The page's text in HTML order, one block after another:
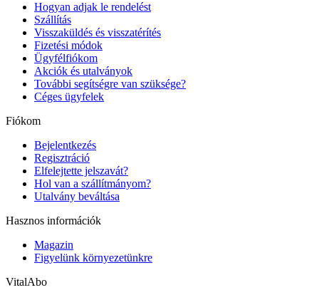
Hogyan adjak le rendelést
Szállítás
Visszaküldés és visszatérítés
Fizetési módok
Ügyfélfiókom
Akciók és utalványok
További segítségre van szüksége?
Céges ügyfelek
Fiókom
Bejelentkezés
Regisztráció
Elfelejtette jelszavát?
Hol van a szállítmányom?
Utalvány beváltása
Hasznos információk
Magazin
Figyelünk környezetünkre
VitalAbo